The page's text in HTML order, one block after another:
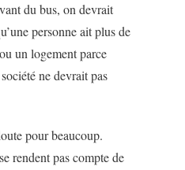
du bus, on devrait
personne ait plus de
un logement parce
ne devrait pas
pour beaucoup.
rendent pas compte de